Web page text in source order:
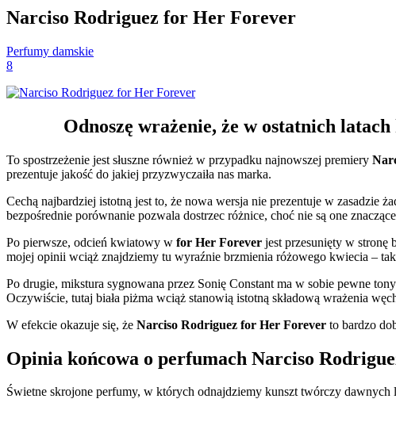
Narciso Rodriguez for Her Forever
Perfumy damskie
8
Odnoszę wrażenie, że w ostatnich
To spostrzeżenie jest słuszne również w przypadku najnowszej premiery
prezentuje jakość do jakiej przyzwyczaiła nas marka.
Cechą najbardziej istotną jest to, że nowa wersja nie prezentuje w zasadzie
bezpośrednie porównanie pozwala dostrzec różnice, choć nie są one
Po pierwsze, odcień kwiatowy w for Her Forever jest przesunięty w stronę
mojej opinii wciąż znajdziemy tu wyraźnie brzmienia różowego kwiecia –
Po drugie, mikstura sygnowana przez Sonię Constant ma w sobie pewne
Oczywiście, tutaj biała piżma wciąż stanowią istotną składową wrażenia
W efekcie okazuje się, że Narciso Rodriguez for Her Forever to bardzo
Opinia końcowa o perfumach Narciso
Świetne skrojone perfumy, w których odnajdziemy kunszt twórczy dawnych